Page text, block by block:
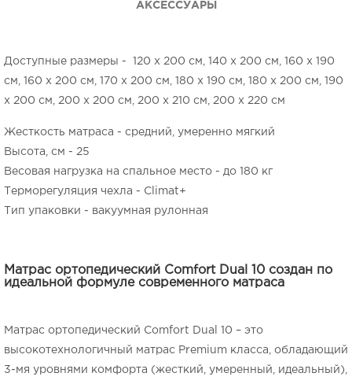
АКСЕССУАРЫ
Доступные размеры - 120 x 200 см, 140 x 200 см, 160 x 190
см, 160 x 200 см, 170 x 200 см, 180 x 190 см, 180 x 200 см, 190
x 200 см, 200 x 200 см, 200 x 210 см, 200 x 220 см
Жесткость матраса - средний, умеренно мягкий
Высота, см - 25
Весовая нагрузка на спальное место - до 180 кг
Терморегуляция чехла - Climat+
Тип упаковки - вакуумная рулонная
Матрас ортопедический Comfort Dual 10 создан по
идеальной формуле современного матраса
Матрас ортопедический Comfort Dual 10 – это
высокотехнологичный матрас Premium класса, обладающий
3-мя уровнями комфорта (жесткий, умеренный, идеальный),